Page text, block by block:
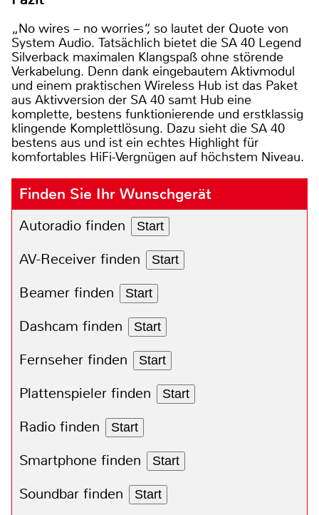
„No wires – no worries“, so lautet der Quote von
System Audio. Tatsächlich bietet die SA 40 Legend
Silverback maximalen Klangspaß ohne störende
Verkabelung. Denn dank eingebautem Aktivmodul
und einem praktischen Wireless Hub ist das Paket
aus Aktivversion der SA 40 samt Hub eine
komplette, bestens funktionierende und erstklassig
klingende Komplettlösung. Dazu sieht die SA 40
bestens aus und ist ein echtes Highlight für
komfortables HiFi-Vergnügen auf höchstem Niveau.
Finden Sie Ihr Wunschgerät
Autoradio finden Start
AV-Receiver finden Start
Beamer finden Start
Dashcam finden Start
Fernseher finden Start
Plattenspieler finden Start
Radio finden Start
Smartphone finden Start
Soundbar finden Start